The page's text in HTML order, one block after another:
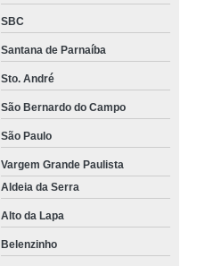
SBC
Santana de Parnaíba
Sto. André
São Bernardo do Campo
São Paulo
Vargem Grande Paulista
Aldeia da Serra
Alto da Lapa
Belenzinho